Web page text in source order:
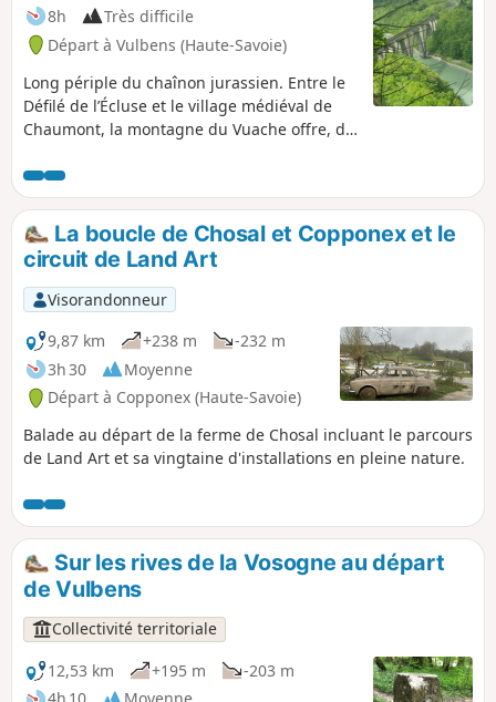
8h
Très difficile
Départ à Vulbens (Haute-Savoie)
Long périple du chaînon jurassien. Entre le
Défilé de l’Écluse et le village médiéval de
Chaumont, la montagne du Vuache offre, de
un contraste saisissant !
La boucle de Chosal et Copponex et le
circuit de Land Art
Visorandonneur
9,87 km
+238 m
-232 m
3h 30
Moyenne
Départ à Copponex (Haute-Savoie)
Balade au départ de la ferme de Chosal incluant le parcours
de Land Art et sa vingtaine d'installations en pleine nature.
Sur les rives de la Vosogne au départ
de Vulbens
Collectivité territoriale
12,53 km
+195 m
-203 m